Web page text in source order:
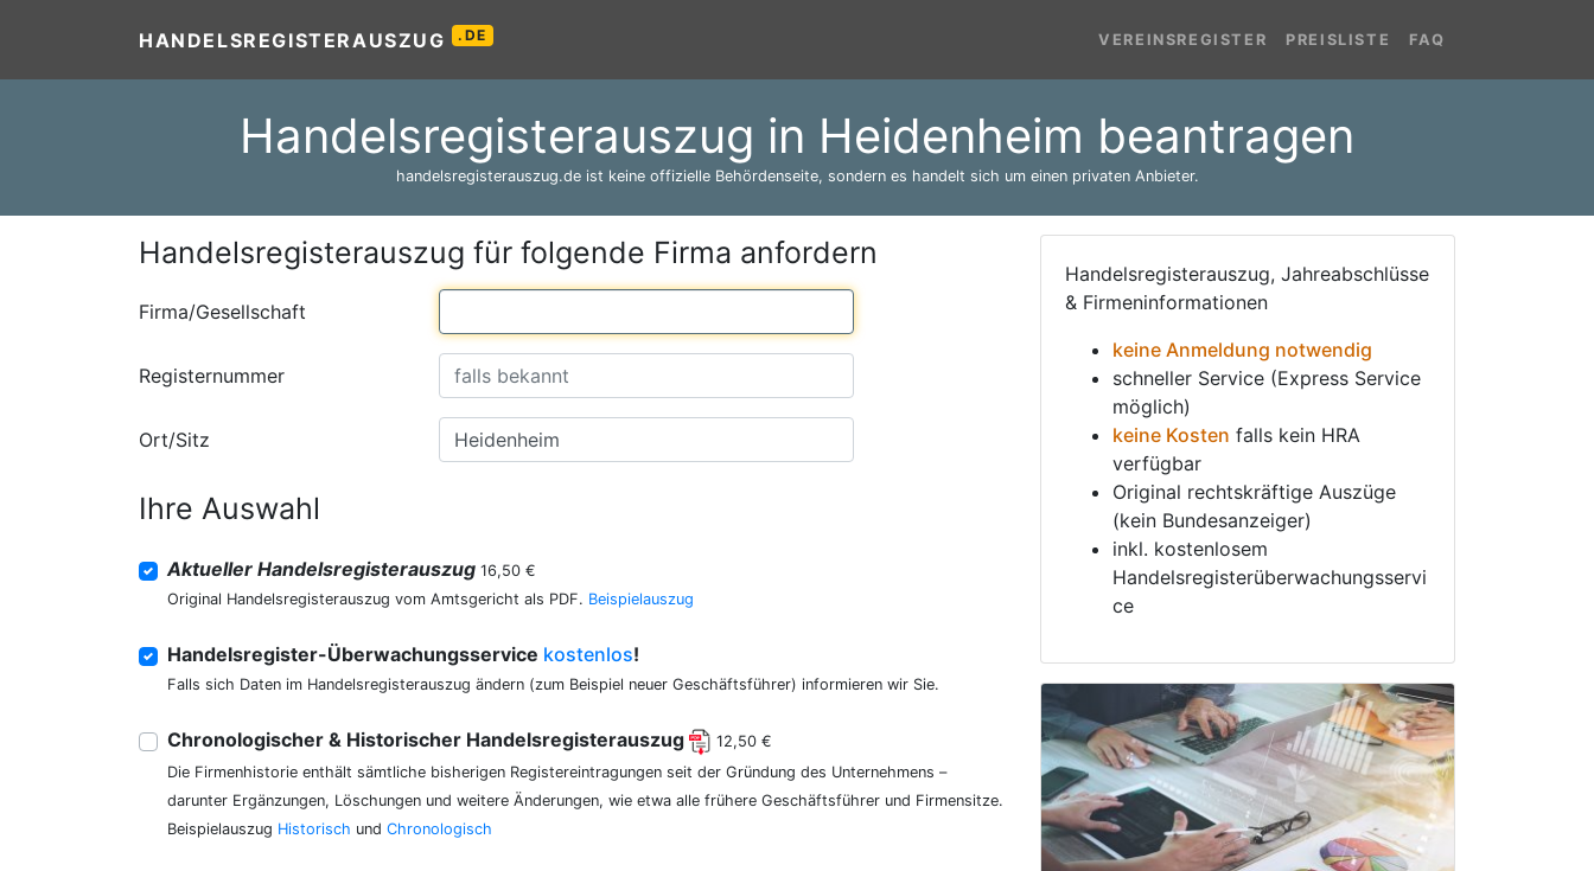
HANDELSREGISTERAUSZUG .DE VEREINSREGISTER PREISLISTE FAQ
Handelsregisterauszug in Heidenheim beantragen
handelsregisterauszug.de ist keine offizielle Behördenseite, sondern es handelt sich um einen privaten Anbieter.
Handelsregisterauszug für folgende Firma anfordern
Firma/Gesellschaft
Registernummer
Ort/Sitz
Ihre Auswahl
Aktueller Handelsregisterauszug 16,50 €
Original Handelsregisterauszug vom Amtsgericht als PDF. Beispielauszug
Handelsregister-Überwachungsservice kostenlos!
Falls sich Daten im Handelsregisterauszug ändern (zum Beispiel neuer Geschäftsführer) informieren wir Sie.
Chronologischer & Historischer Handelsregisterauszug
12,50 €
Die Firmenhistorie enthält sämtliche bisherigen Registereintragungen seit der Gründung des Unternehmens –
darunter Ergänzungen, Löschungen und weitere Änderungen, wie etwa alle frühere Geschäftsführer und Firmensitze.
Beispielauszug Historisch und Chronologisch
Handelsregisterauszug, Jahreabschlüsse
& Firmeninformationen
keine Anmeldung notwendig
schneller Service (Express Service
möglich)
keine Kosten falls kein HRA
verfügbar
Original rechtskräftige Auszüge
(kein Bundesanzeiger)
inkl. kostenlosem
Handelsregisterüberwachungsservi
ce